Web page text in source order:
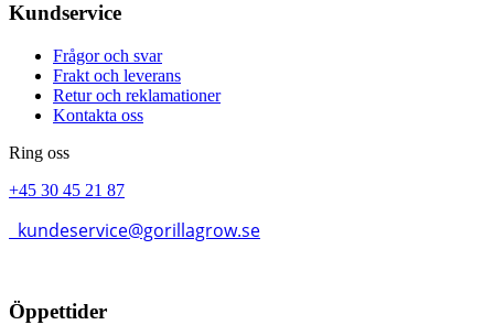
Kundservice
Frågor och svar
Frakt och leverans
Retur och reklamationer
Kontakta oss
Ring oss
+45 30 45 21 87
kundeservice@gorillagrow.se
Öppettider